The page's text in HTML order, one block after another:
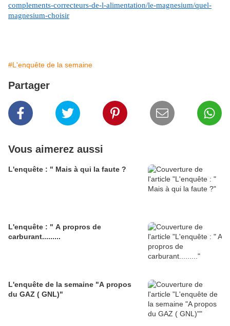
complements-correcteurs-de-l-alimentation/le-magnesium/quel-
magnesium-choisir
#L'enquête de la semaine
Partager
Vous aimerez aussi
L'enquête : " Mais à qui la faute ?
L'enquête : " A propros de
carburant.........
L'enquête de la semaine "A propos
du GAZ ( GNL)"